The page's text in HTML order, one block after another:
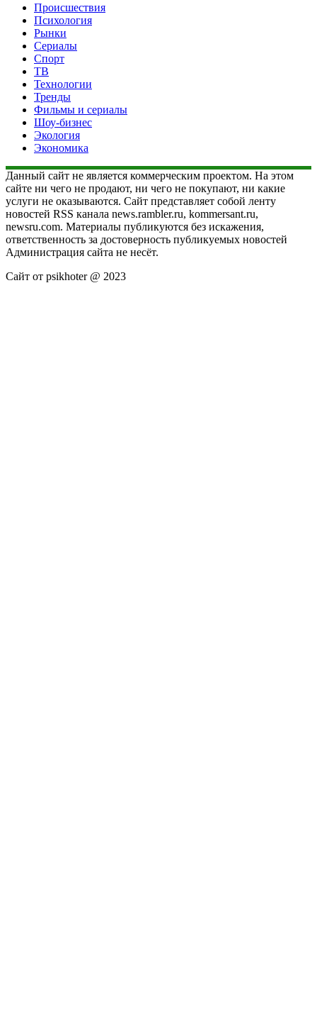
Происшествия
Психология
Рынки
Сериалы
Спорт
ТВ
Технологии
Тренды
Фильмы и сериалы
Шоу-бизнес
Экология
Экономика
Данный сайт не является коммерческим проектом. На этом
сайте ни чего не продают, ни чего не покупают, ни какие
услуги не оказываются. Сайт представляет собой ленту
новостей RSS канала news.rambler.ru, kommersant.ru,
newsru.com. Материалы публикуются без искажения,
ответственность за достоверность публикуемых новостей
Администрация сайта не несёт.
Сайт от psikhoter @ 2023